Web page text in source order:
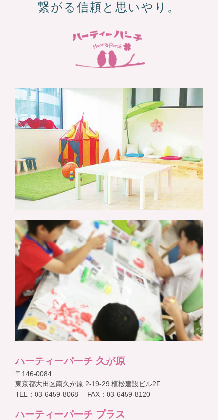
繋がる信頼と思いやり。
ハーティーパーチ 久が原
〒146-0084
東京都大田区南久が原 2-19-29 植松建設ビル2F
TEL：03-6459-8068 FAX：03-6459-8120
ハーティーパーチ プラス